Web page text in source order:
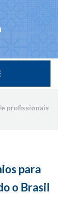
profissionais
para
o Brasil